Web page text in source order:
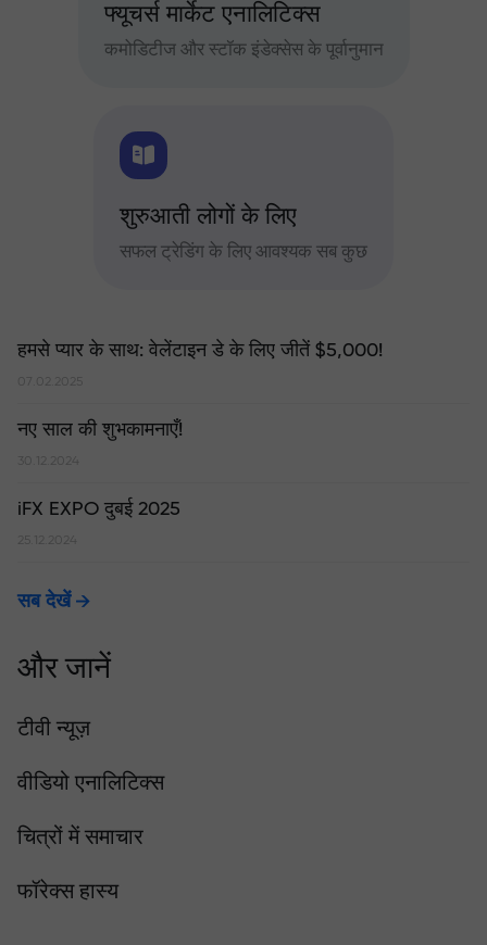
फ्यूचर्स मार्केट एनालिटिक्स
कमोडिटीज और स्टॉक इंडेक्सेस के पूर्वानुमान
शुरुआती लोगों के लिए
सफल ट्रेडिंग के लिए आवश्यक सब कुछ
हमसे प्यार के साथ: वेलेंटाइन डे के लिए जीतें $5,000!
नए साल की शुभकामनाएँ!
30.12.2024
iFX EXPO दुबई 2025
25.12.2024
सब देखें
और जानें
टीवी न्यूज़
वीडियो एनालिटिक्स
चित्रों में समाचार
फॉरेक्स हास्य